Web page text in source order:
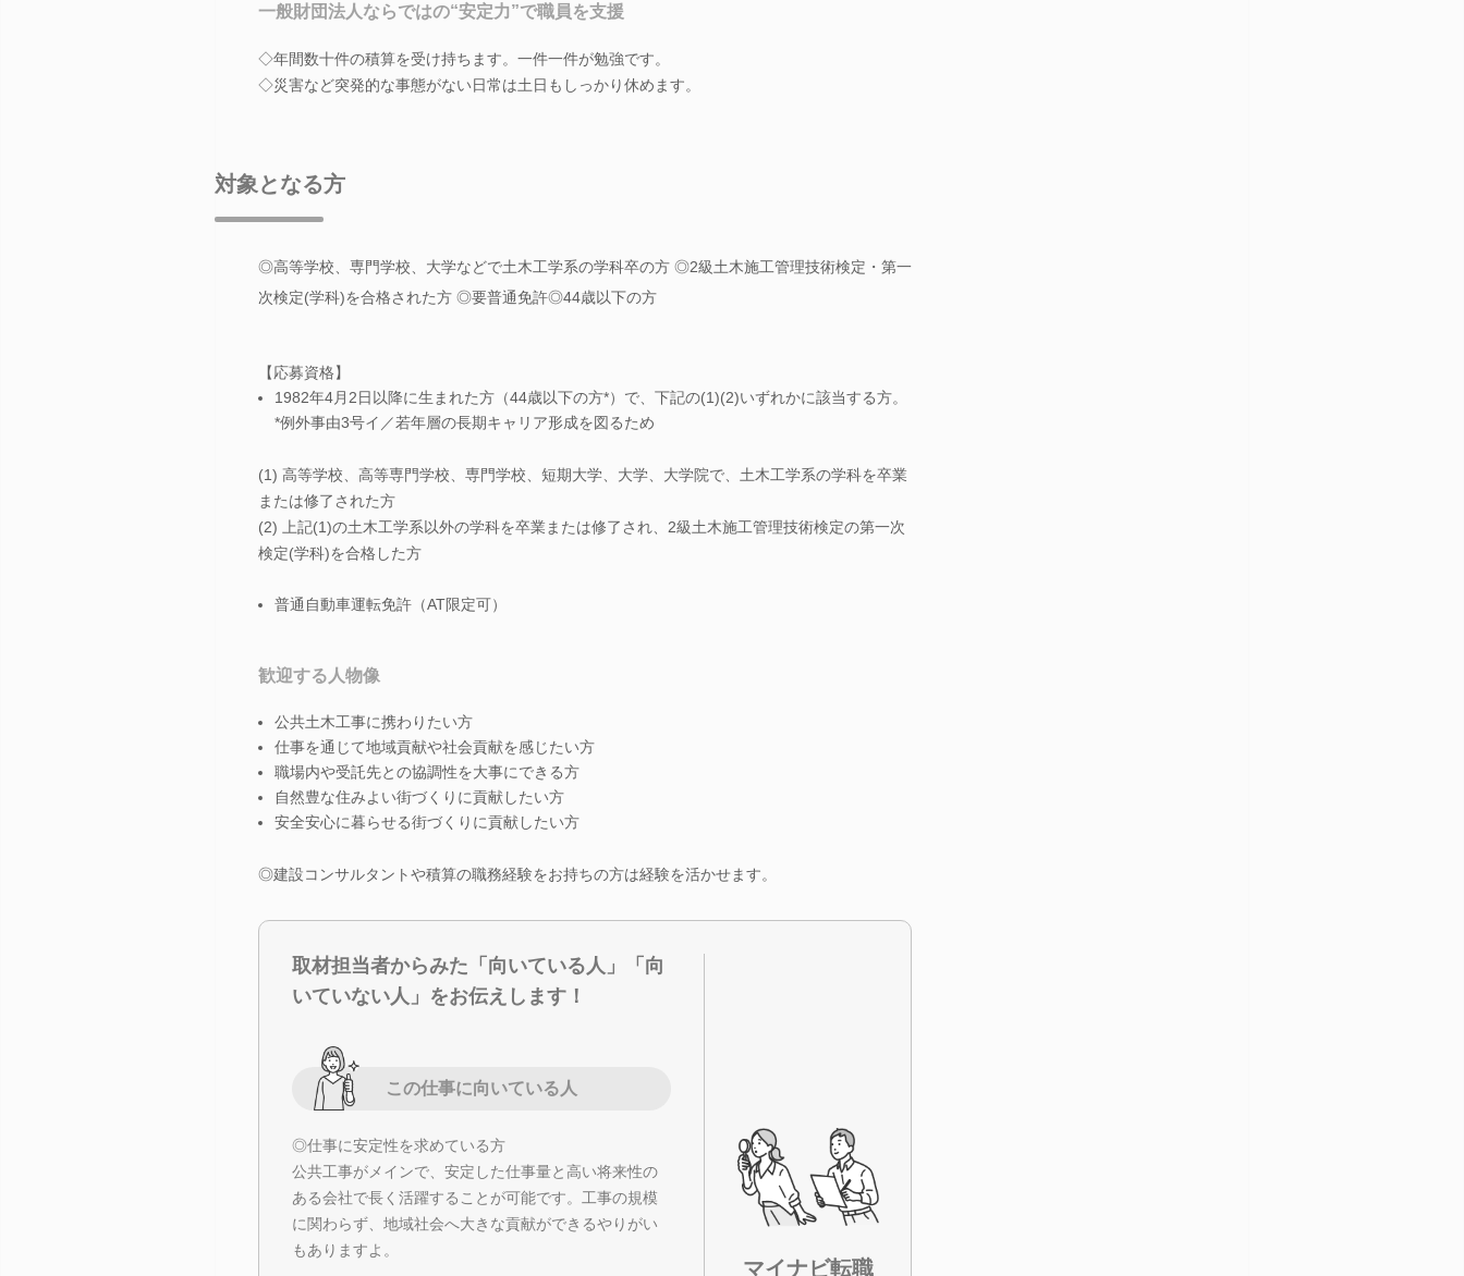
一般財団法人ならではの“安定力”で職員を支援
◇年間数十件の積算を受け持ちます。一件一件が勉強です。
◇災害など突発的な事態がない日常は土日もしっかり休めます。
対象となる方
◎高等学校、専門学校、大学などで土木工学系の学科卒の方 ◎2級土木施工管理技術検定・第一
次検定(学科)を合格された方 ◎要普通免許◎44歳以下の方
【応募資格】
1982年4月2日以降に生まれた方（44歳以下の方*）で、下記の(1)(2)いずれかに該当する方。
*例外事由3号イ／若年層の長期キャリア形成を図るため
(1) 高等学校、高等専門学校、専門学校、短期大学、大学、大学院で、土木工学系の学科を卒業
または修了された方
(2) 上記(1)の土木工学系以外の学科を卒業または修了され、2級土木施工管理技術検定の第一次
検定(学科)を合格した方
普通自動車運転免許（AT限定可）
歓迎する人物像
公共土木工事に携わりたい方
仕事を通じて地域貢献や社会貢献を感じたい方
職場内や受託先との協調性を大事にできる方
自然豊な住みよい街づくりに貢献したい方
安全安心に暮らせる街づくりに貢献したい方
◎建設コンサルタントや積算の職務経験をお持ちの方は経験を活かせます。
取材担当者からみた「向いている人」「向
いていない人」をお伝えします！
この仕事に向いている人
◎仕事に安定性を求めている方
公共工事がメインで、安定した仕事量と高い将来性の
ある会社で長く活躍することが可能です。工事の規模
に関わらず、地域社会へ大きな貢献ができるやりがい
もありますよ。
マイナビ転職